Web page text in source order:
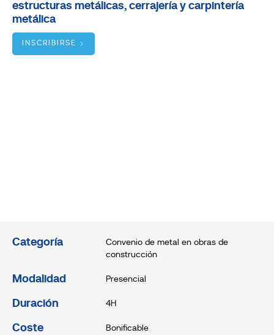
Objetivos
BUSCADOR
DE
estructuras metálicas, cerrajería y carpintería
metálica
INSCRIBIRSE
Categoría
Convenio de metal en obras de
construcción
Modalidad Presencial
Duración 4H
Coste Bonificable